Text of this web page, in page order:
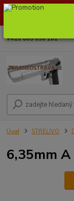
Dostupnost zboží
+420 605 056 161
Úvod STŘELIVO
6,35mm A